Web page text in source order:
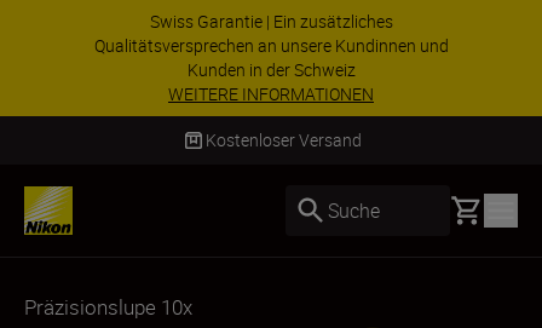
Swiss Garantie | Ein zusätzliches
Qualitätsversprechen an unsere Kundinnen und
Kunden in der Schweiz
WEITERE INFORMATIONEN
Kostenloser Versand
Suche Basket
Präzisionslupe 10x